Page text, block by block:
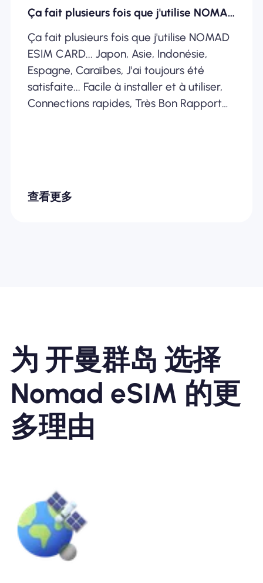
Ça fait plusieurs fois que j'utilise NOMAD ESIM
Ça fait plusieurs fois que j'utilise NOMAD
ESIM CARD... Japon, Asie, Indonésie,
Espagne, Caraïbes, J'ai toujours été
satisfaite... Facile à installer et à utiliser,
Connections rapides, Très Bon Rapport
查看更多
为 开曼群岛 选择
Nomad eSIM 的更
多理由